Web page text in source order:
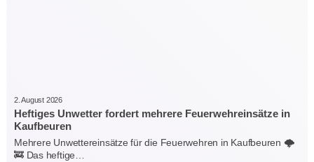
2. August 2026
Heftiges Unwetter fordert mehrere Feuerwehreinsätze in
Kaufbeuren
Mehrere Unwettereinsätze für die Feuerwehren in Kaufbeuren 🌩️
🚒 Das heftige…